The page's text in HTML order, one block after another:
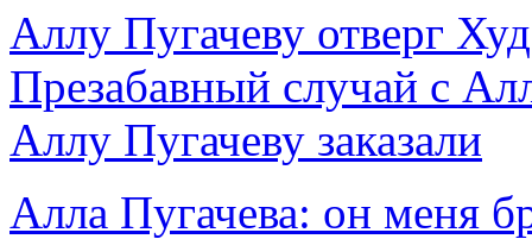
Аллу Пугачеву отверг
Презабавный случай с
Аллу Пугачеву заказали
Алла Пугачева: он меня